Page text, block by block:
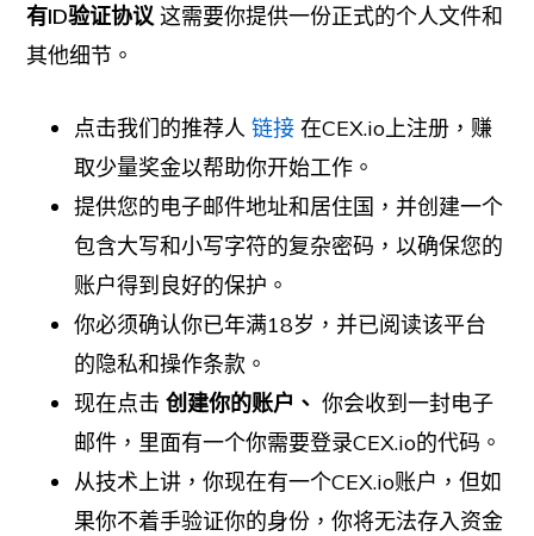
有ID验证协议 这需要你提供一份正式的个人文件和
其他细节。
点击我们的推荐人链接 在CEX.io上注册，赚
取少量奖金以帮助你开始工作。
提供您的电子邮件地址和居住国，并创建一个
包含大写和小写字符的复杂密码，以确保您的
账户得到良好的保护。
你必须确认你已年满18岁，并已阅读该平台
的隐私和操作条款。
现在点击创建你的账户、你会收到一封电子
邮件，里面有一个你需要登录CEX.io的代码。
从技术上讲，你现在有一个CEX.io账户，但如
果你不着手验证你的身份，你将无法存入资金